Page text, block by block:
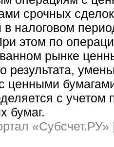
срочных
налоговом
этом по
рынке
результата,
ценными
с учетом
бумаг.